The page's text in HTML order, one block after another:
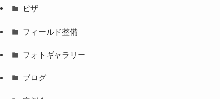
ピザ
フィールド整備
フォトギャラリー
ブログ